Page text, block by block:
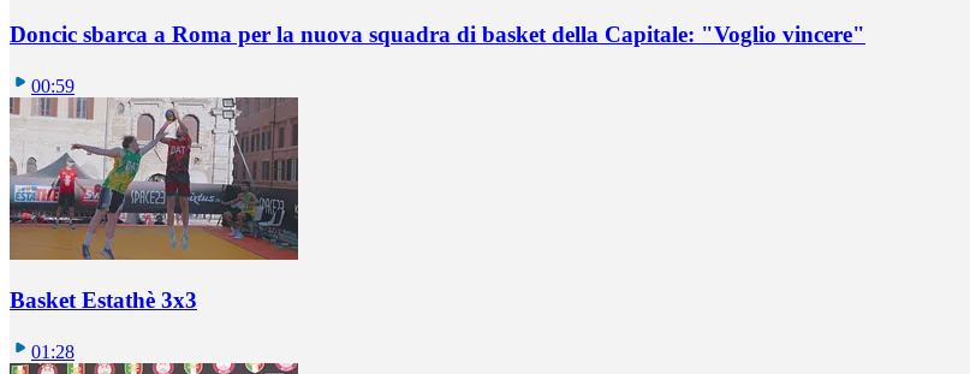
Doncic sbarca a Roma per la nuova squadra di basket della Capitale: "Voglio vincere"
00:59
Basket Estathè 3x3
01:28